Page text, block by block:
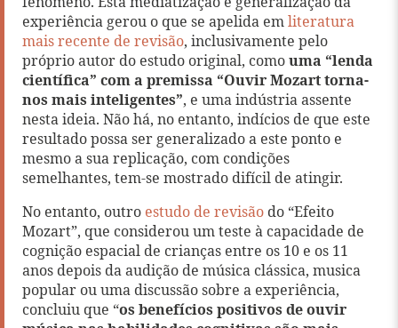
experiência gerou o que se apelida em literatura
mais recente de revisão, inclusivamente pelo
próprio autor do estudo original, como uma “lenda
científica” com a premissa “Ouvir Mozart torna-
nos mais inteligentes”, e uma indústria assente
nesta ideia. Não há, no entanto, indícios de que este
resultado possa ser generalizado a este ponto e
mesmo a sua replicação, com condições
semelhantes, tem-se mostrado difícil de atingir.
No entanto, outro estudo de revisão do “Efeito
Mozart”, que considerou um teste à capacidade de
cognição espacial de crianças entre os 10 e os 11
anos depois da audição de música clássica, musica
popular ou uma discussão sobre a experiência,
concluiu que “os benefícios positivos de ouvir